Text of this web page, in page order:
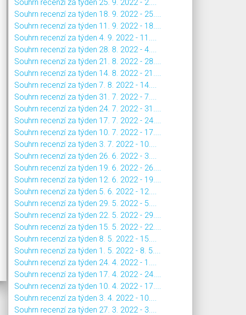
Souhrn recenzí za týden 25. 9. 2022 - 2....
Souhrn recenzí za týden 18. 9. 2022 - 25....
Souhrn recenzí za týden 11. 9. 2022 - 18....
Souhrn recenzí za týden 4. 9. 2022 - 11....
Souhrn recenzí za týden 28. 8. 2022 - 4....
Souhrn recenzí za týden 21. 8. 2022 - 28....
Souhrn recenzí za týden 14. 8. 2022 - 21....
Souhrn recenzí za týden 7. 8. 2022 - 14....
Souhrn recenzí za týden 31. 7. 2022 - 7....
Souhrn recenzí za týden 24. 7. 2022 - 31....
Souhrn recenzí za týden 17. 7. 2022 - 24....
Souhrn recenzí za týden 10. 7. 2022 - 17....
Souhrn recenzí za týden 3. 7. 2022 - 10....
Souhrn recenzí za týden 26. 6. 2022 - 3....
Souhrn recenzí za týden 19. 6. 2022 - 26....
Souhrn recenzí za týden 12. 6. 2022 - 19....
Souhrn recenzí za týden 5. 6. 2022 - 12....
Souhrn recenzí za týden 29. 5. 2022 - 5....
Souhrn recenzí za týden 22. 5. 2022 - 29....
Souhrn recenzí za týden 15. 5. 2022 - 22....
Souhrn recenzí za týden 8. 5. 2022 - 15....
Souhrn recenzí za týden 1. 5. 2022 - 8. 5....
Souhrn recenzí za týden 24. 4. 2022 - 1....
Souhrn recenzí za týden 17. 4. 2022 - 24....
Souhrn recenzí za týden 10. 4. 2022 - 17....
Souhrn recenzí za týden 3. 4. 2022 - 10....
Souhrn recenzí za týden 27. 3. 2022 - 3....